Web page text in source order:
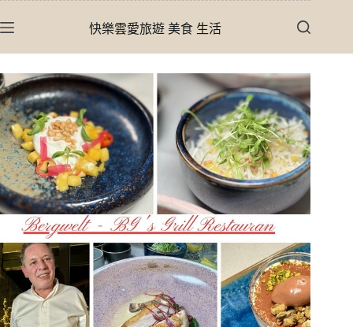
至
內
容
快樂雲愛旅遊 美食 生活